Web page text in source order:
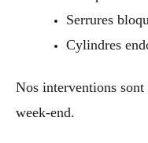
Serrures
Cylindres
Nos interventions
week-end.